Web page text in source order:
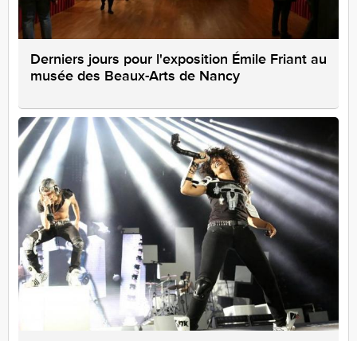
Derniers jours pour l'exposition Émile Friant au
musée des Beaux-Arts de Nancy